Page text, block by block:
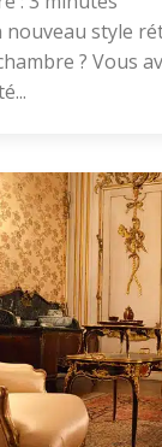
nouveau style
? Vous